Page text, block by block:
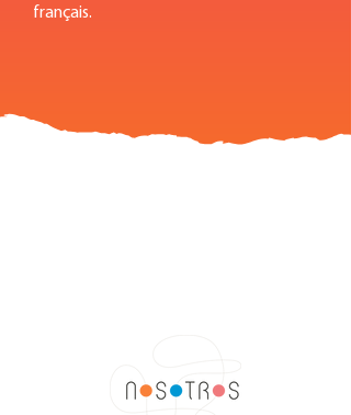
français.